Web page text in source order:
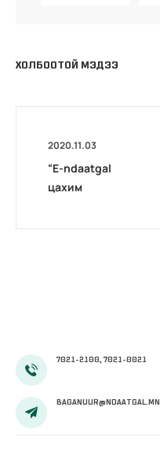
ХОЛБООТОЙ МЭДЭЭ
2020.11.03
“E-ndaatgal
цахим
7021-2100, 7021-0021
BAGANUUR@NDAATGAL.MN